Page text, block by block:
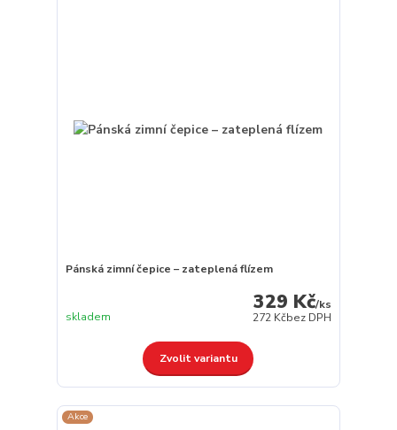
Pánská zimní čepice – zateplená flízem
329 Kč/ks
272 Kčbez DPH
skladem
Zvolit variantu
Akce